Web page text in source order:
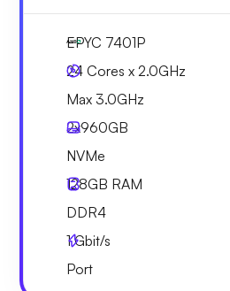
EPYC 7401P
24 Cores x 2.0GHz
Max 3.0GHz
2x960GB
NVMe
128GB RAM
DDR4
1Gbit/s
Port